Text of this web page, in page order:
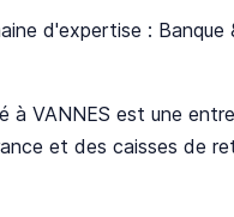
d'expertise :
à VANNES est une
et des caisses de